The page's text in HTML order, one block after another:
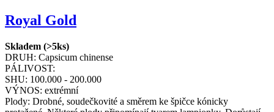
Royal Gold
Skladem (>5ks)
DRUH: Capsicum chinense
PÁLIVOST:
SHU: 100.000 - 200.000
VÝNOS: extrémní
Plody: Drobné, soudečkovité a směrem ke špičce kónicky